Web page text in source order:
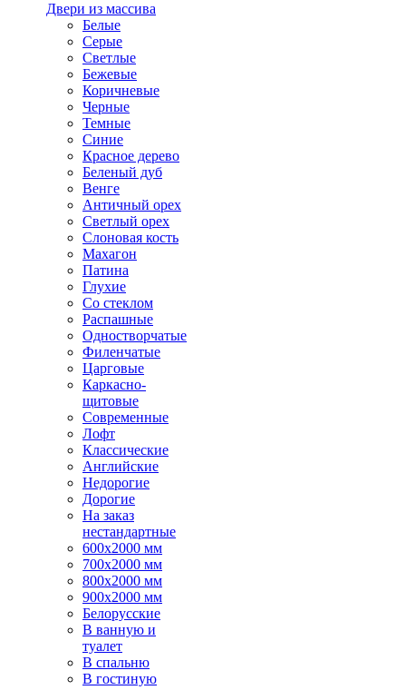
Двери из массива
Белые
Серые
Светлые
Бежевые
Коричневые
Черные
Темные
Синие
Красное дерево
Беленый дуб
Венге
Античный орех
Светлый орех
Слоновая кость
Махагон
Патина
Глухие
Со стеклом
Распашные
Одностворчатые
Филенчатые
Царговые
Каркасно-
щитовые
Современные
Лофт
Классические
Английские
Недорогие
Дорогие
На заказ
нестандартные
600х2000 мм
700х2000 мм
800х2000 мм
900х2000 мм
Белорусские
В ванную и
туалет
В спальню
В гостиную